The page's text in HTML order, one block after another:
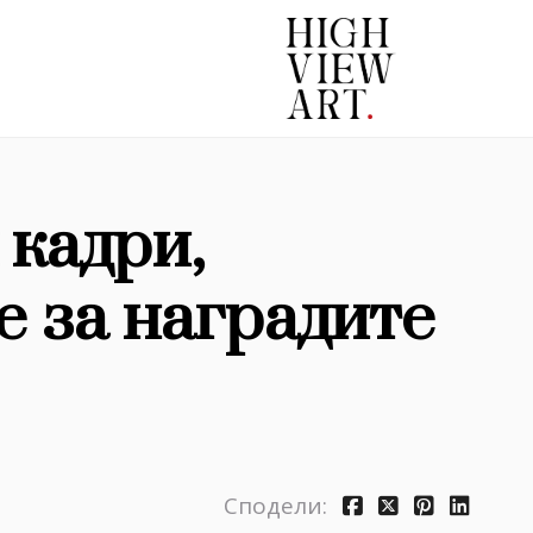
за наградите
Сподели: